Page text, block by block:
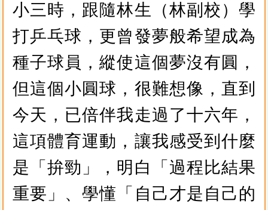
小三時，跟隨林生（林副校）學
打乒乓球，更曾發夢般希望成為
種子球員，縱使這個夢沒有圓，
但這個小圓球，很難想像，直到
今天，已倍伴我走過了十六年，
這項體育運動，讓我感受到什麼
是「拚勁」，明白「過程比結果
重要」、學懂「自己才是自己的